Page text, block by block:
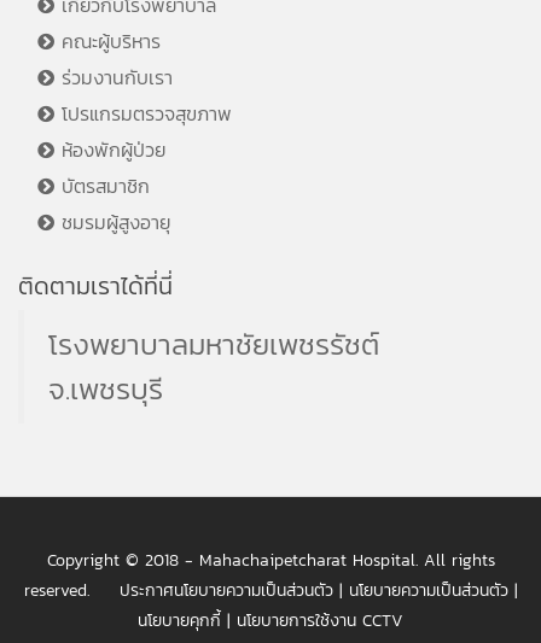
คณะผู้บริหาร
ร่วมงานกับเรา
โปรแกรมตรวจสุขภาพ
ห้องพักผู้ป่วย
บัตรสมาชิก
ชมรมผู้สูงอายุ
ติดตามเราได้ที่นี่
โรงพยาบาลมหาชัยเพชรรัชต์
จ.เพชรบุรี
Copyright © 2018 - Mahachaipetcharat Hospital. All rights
reserved. ประกาศนโยบายความเป็นส่วนตัว| นโยบายความเป็นส่วนตัว|
นโยบายคุกกี้ | นโยบายการใช้งาน CCTV